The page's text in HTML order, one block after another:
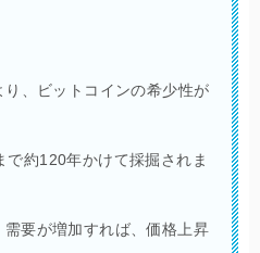
り、ビットコインの希少性が
で約120年かけて採掘されま
要が増加すれば、価格上昇